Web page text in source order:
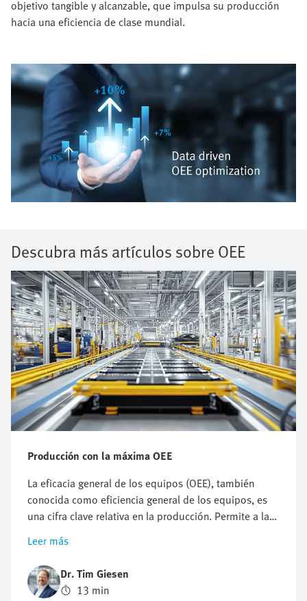
objetivo tangible y alcanzable, que impulsa su producción
hacia una eficiencia de clase mundial.
Descubra más artículos sobre OEE
Producción con la máxima OEE
La eficacia general de los equipos (OEE), también
conocida como eficiencia general de los equipos, es
una cifra clave relativa en la producción. Permite a las
empresas comparar su productividad, eficiencia de
producción y rendimiento en todos los ámbitos. Pero,
¿por qué es tan importante este indicador?
Leer más
Dr. Tim Giesen
13 min